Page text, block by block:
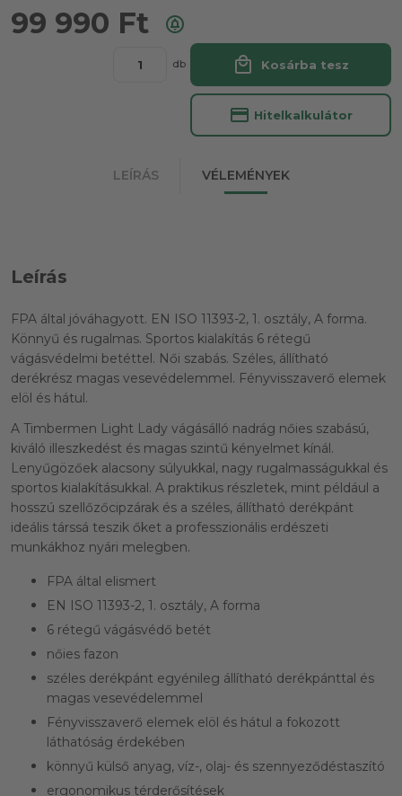
99 990 Ft
db local_mall Kosárba tesz
credit_card Hitelkalkulátor
LEÍRÁS VÉLEMÉNYEK
Leírás
FPA által jóváhagyott. EN ISO 11393-2, 1. osztály, A forma.
Könnyű és rugalmas. Sportos kialakítás 6 rétegű
vágásvédelmi betéttel. Női szabás. Széles, állítható
derékrész magas vesevédelemmel. Fényvisszaverő elemek
elöl és hátul.
A Timbermen Light Lady vágásálló nadrág nőies szabású,
kiváló illeszkedést és magas szintű kényelmet kínál.
Lenyűgözőek alacsony súlyukkal, nagy rugalmasságukkal és
sportos kialakításukkal. A praktikus részletek, mint például a
hosszú szellőzőcipzárak és a széles, állítható derékpánt
ideális társsá teszik őket a professzionális erdészeti
munkákhoz nyári melegben.
FPA által elismert
EN ISO 11393-2, 1. osztály, A forma
6 rétegű vágásvédő betét
nőies fazon
széles derékpánt egyénileg állítható derékpánttal és
magas vesevédelemmel
Fényvisszaverő elemek elöl és hátul a fokozott
láthatóság érdekében
könnyű külső anyag, víz-, olaj- és szennyeződéstaszító
ergonomikus térderősítések